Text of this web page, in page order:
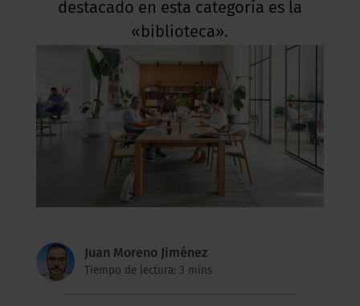
destacado en esta categoría es la
«biblioteca».
Juan Moreno Jiménez
Tiempo de lectura: 3 mins